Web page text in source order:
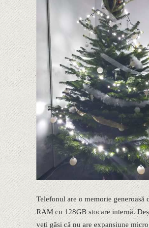
Telefonul are o memorie generoasă
RAM cu 128GB stocare internă.
veți găsi că nu are expansiune